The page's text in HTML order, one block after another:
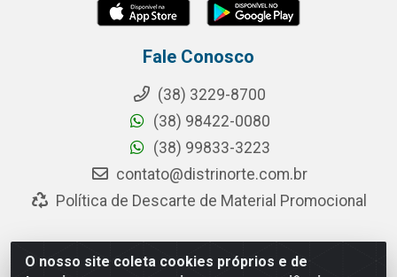
O nosso site coleta cookies próprios e de
Fale Conosco
(38) 3229-8700
(38) 98422-0080
(38) 99833-3223
contato@distrinorte.com.br
Política de Descarte de Material Promocional
Distrinorte Distribuidora de Alimentos - Avenida Pedro